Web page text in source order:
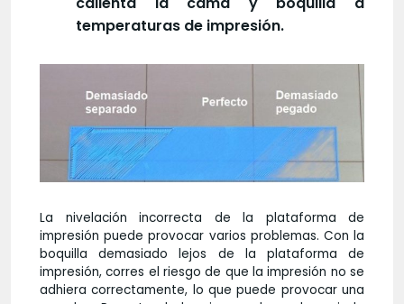
temperaturas de impresión.
La nivelación incorrecta de la plataforma de
impresión puede provocar varios problemas. Con la
boquilla demasiado lejos de la plataforma de
impresión, corres el riesgo de que la impresión no se
adhiera correctamente, lo que puede provocar una